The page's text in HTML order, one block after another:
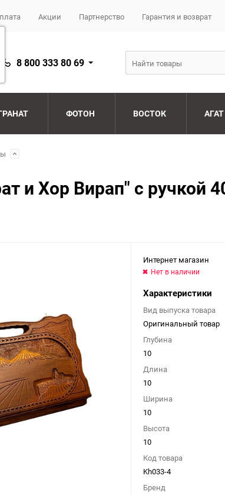
Акции Партнерство Гарантия и возврат
8 800 333 80 69
ФОТОН ВОСТОК АГАТ
и Хор Вирап" с ручкой
Интернет магазин
Нет в наличии
Характеристики
Вид выпуска товара
Оригинальный товар
Глубина
10
Длина
10
Ширина
10
Высота
10
Код товара
Kh033-4
Бренд